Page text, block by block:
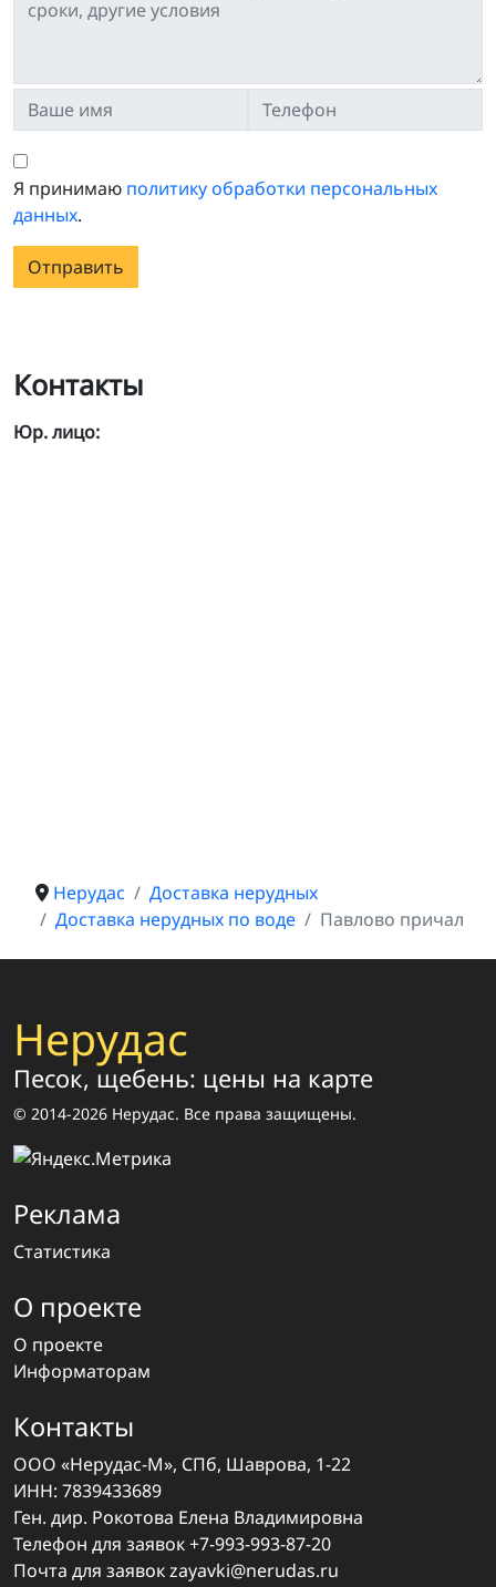
Я принимаю политику обработки персональных
данных.
Отправить
Контакты
Юр. лицо:
Нерудас
Доставка нерудных
Доставка нерудных по воде
Павлово причал
Нерудас
Песок, щебень: цены на карте
© 2014-2026 Нерудас. Все права защищены.
Реклама
Статистика
О проекте
О проекте
Информаторам
Контакты
ООО «Нерудас-М», СПб, Шаврова, 1-22
ИНН: 7839433689
Ген. дир. Рокотова Елена Владимировна
Телефон для заявок+7-993-993-87-20
Почта для заявокzayavki@nerudas.ru